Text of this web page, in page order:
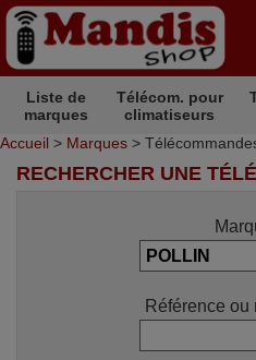
Liste de
marques
Télécom. pour
climatiseurs
Accueil > Marques >
RECHERCHER UNE
Référence ou